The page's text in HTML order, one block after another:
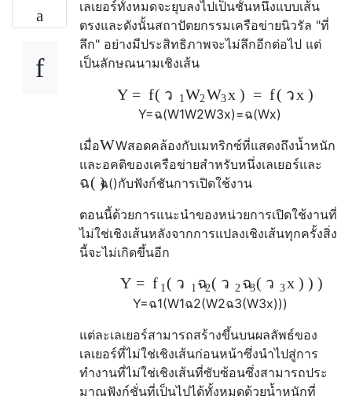
เลเยอร์ทั้งหมดจะยุบลงไปเป็นชั้นหนึ่งแบบเส้น
ตรงและดังนั้นสถาปัตยกรรมเครือข่ายนิวรัล "ที่
ลึก" อย่างมีประสิทธิภาพจะไม่ลึกอีกต่อไป แต่
เป็นลักษณนามเชิงเส้น
Y = f( ว 1 W2 W3x ) = f( วx )
Y=ฉ(W1W2W3x)=ฉ(Wx)
เมื่อWWสอดคล้องกับเมทริกซ์ที่แสดงถึงน้ำหนัก
และอคติของเครือข่ายสำหรับหนึ่งเลเยอร์และ
ฉ()
ฉ()กับฟังก์ชันการเปิดใช้งาน
ตอนนี้ด้วยการแนะนำของหน่วยการเปิดใช้งานที่
ไม่ใช่เชิงเส้นหลังจากการแปลงเชิงเส้นทุกครั้งสิ่ง
นี้จะไม่เกิดขึ้นอีก
Y = f 1 ( ว 1 ฉ2 ( ว 2 ฉ3( ว 3x ) ) )
Y=ฉ1(W1ฉ2(W2ฉ3(W3x)))
แต่ละเลเยอร์สามารถสร้างขึ้นบนผลลัพธ์ของ
เลเยอร์ที่ไม่ใช่เชิงเส้นก่อนหน้าซึ่งนำไปสู่การ
ทำงานที่ไม่ใช่เชิงเส้นที่ซับซ้อนซึ่งสามารถประ
มาณฟังก์ชั่นที่เป็นไปได้ทั้งหมดด้วยน้ำหนักที่